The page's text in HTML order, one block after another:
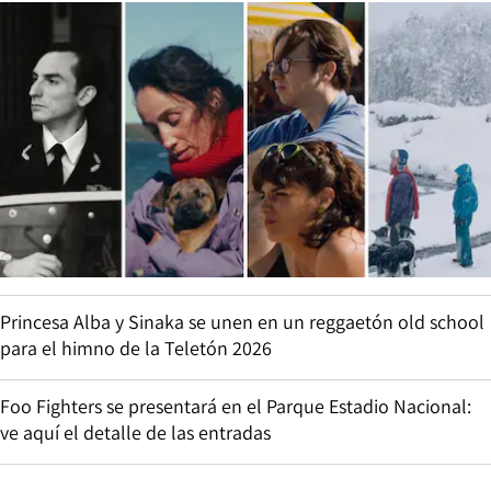
Princesa Alba y Sinaka se unen en un reggaetón old school
para el himno de la Teletón 2026
Foo Fighters se presentará en el Parque Estadio Nacional:
ve aquí el detalle de las entradas